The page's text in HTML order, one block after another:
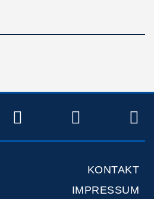
INSTAGRAM
KONTAKT
IMPRESSUM